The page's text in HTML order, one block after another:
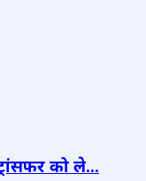
को ले...